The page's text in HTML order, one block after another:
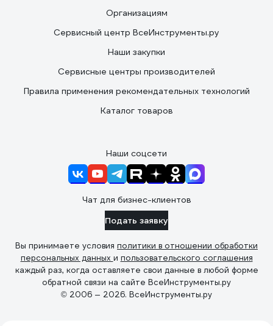
Организациям
Сервисный центр ВсеИнструменты.ру
Наши закупки
Сервисные центры производителей
Правила применения рекомендательных технологий
Каталог товаров
Наши соцсети
Чат для бизнес-клиентов
Подать заявку
Вы принимаете условия политики в отношении обработки
персональных данных и пользовательского соглашения
каждый раз, когда оставляете свои данные в любой форме
обратной связи на сайте ВсеИнструменты.ру
© 2006 — 2026. ВсеИнструменты.ру